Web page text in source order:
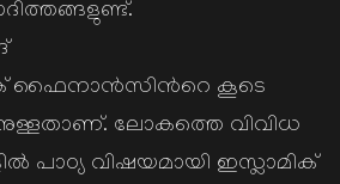
ഫൈനാന്‍സിന്‍റെ കൂടെ
ലോകത്തെ വിവിധ
പാഠ്യ വിഷയമായി ഇസ്ലാമിക്